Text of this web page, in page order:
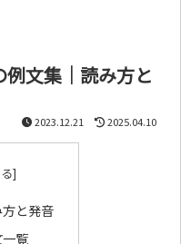
例文集｜読み方と
2023.12.21 2025.04.10
方と発音
一覧